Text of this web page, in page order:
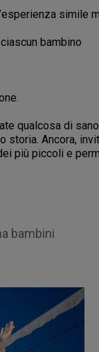
simile
bambino
qualcosa di
Ancora,
più piccoli e
bambini